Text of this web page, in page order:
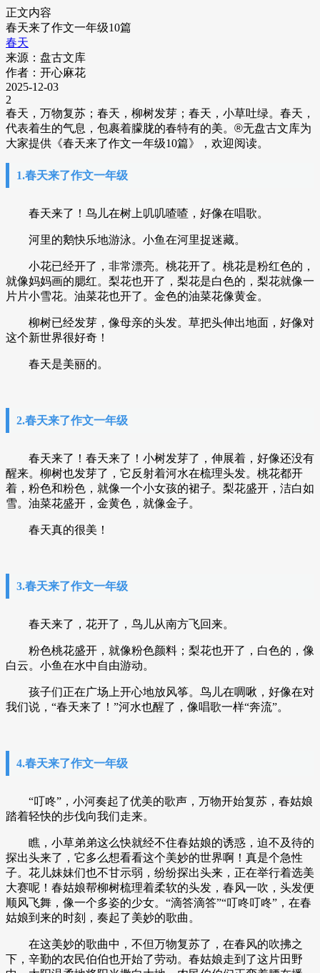
正文内容
春天来了作文一年级10篇
春天
来源：盘古文库
作者：开心麻花
2025-12-03
2
春天，万物复苏；春天，柳树发芽；春天，小草吐绿。春天，
代表着生的气息，包裹着朦胧的春特有的美。 ®无盘古文库为
大家提供《春天来了作文一年级10篇》，欢迎阅读。
1.春天来了作文一年级
春天来了！鸟儿在树上叽叽喳喳，好像在唱歌。
河里的鹅快乐地游泳。小鱼在河里捉迷藏。
小花已经开了，非常漂亮。桃花开了。桃花是粉红色的，
就像妈妈画的腮红。梨花也开了，梨花是白色的，梨花就像一
片片小雪花。油菜花也开了。金色的油菜花像黄金。
柳树已经发芽，像母亲的头发。草把头伸出地面，好像对
这个新世界很好奇！
春天是美丽的。
2.春天来了作文一年级
春天来了！春天来了！小树发芽了，伸展着，好像还没有
醒来。柳树也发芽了，它反射着河水在梳理头发。桃花都开
着，粉色和粉色，就像一个小女孩的裙子。梨花盛开，洁白如
雪。油菜花盛开，金黄色，就像金子。
春天真的很美！
3.春天来了作文一年级
春天来了，花开了，鸟儿从南方飞回来。
粉色桃花盛开，就像粉色颜料；梨花也开了，白色的，像
白云。小鱼在水中自由游动。
孩子们正在广场上开心地放风筝。鸟儿在啁啾，好像在对
我们说，“春天来了！”河水也醒了，像唱歌一样“奔流”。
4.春天来了作文一年级
“叮咚”，小河奏起了优美的歌声，万物开始复苏，春姑娘
踏着轻快的步伐向我们走来。
瞧，小草弟弟这么快就经不住春姑娘的诱惑，迫不及待的
探出头来了，它多么想看看这个美妙的世界啊！真是个急性
子。花儿妹妹们也不甘示弱，纷纷探出头来，正在举行着选美
大赛呢！春姑娘帮柳树梳理着柔软的头发，春风一吹，头发便
顺风飞舞，像一个多姿的少女。“滴答滴答”“叮咚叮咚”，在春
姑娘到来的时刻，奏起了美妙的歌曲。
在这美妙的歌曲中，不但万物复苏了，在春风的吹拂之
下，辛勤的农民伯伯也开始了劳动。春姑娘走到了这片田野